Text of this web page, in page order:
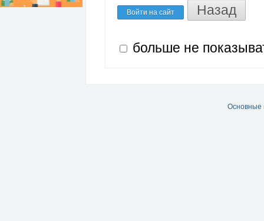
Войти на сайт Назад
больше не
Основные